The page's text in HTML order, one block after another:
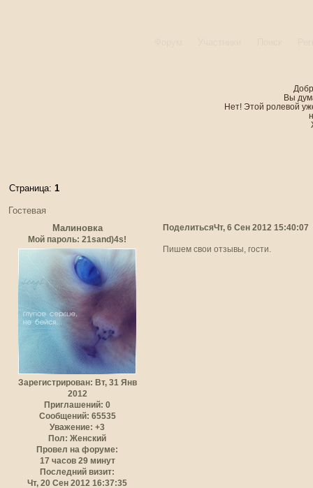
Вы
Нет! Этой ролевой
Гостевая
Страница: 1
ПоделитьсяЧт, 6 Сен 2012 15:40:07
Малиновка
Мой пароль: 21sand)4s!
Зарегистрирован: Вт, 31 Янв
2012
Приглашений: 0
Сообщений: 65535
Уважение: +3
Пол: Женский
Провел на форуме:
17 часов 29 минут
Последний визит:
Чт, 20 Сен 2012 16:37:35
Пишем свои отзывы, гости.